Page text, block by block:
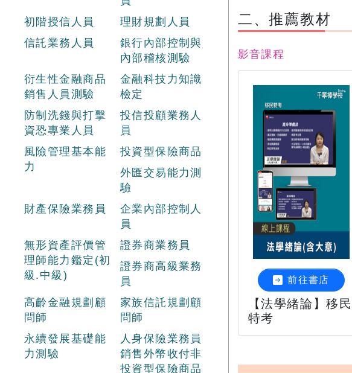
初階授信人員
理財規劃人員
信託業務人員
銀行內部控制與
內部稽核測驗
衍生性金融商品
銷售人員測驗
金融科技力知識
檢定
防制洗錢與打擊
資恐專業人員
投信投顧業務人
員
風險管理基本能
力
投資型保險商品
外匯交易能力測
驗
財產保險業務員
企業內部控制人
員
無形資產評價管
理師能力鑑定(初
級.中級)
證券商業務員
證券商高級業務
員
高齡金融規劃顧
問師
家族信託規劃顧
問師
永續發展基礎能
力測驗
人身保險業務員
銷售外幣收付非
投資型保險商品
​二、推薦教材
影音課程
前往書店
【法學緒論】移民
特考